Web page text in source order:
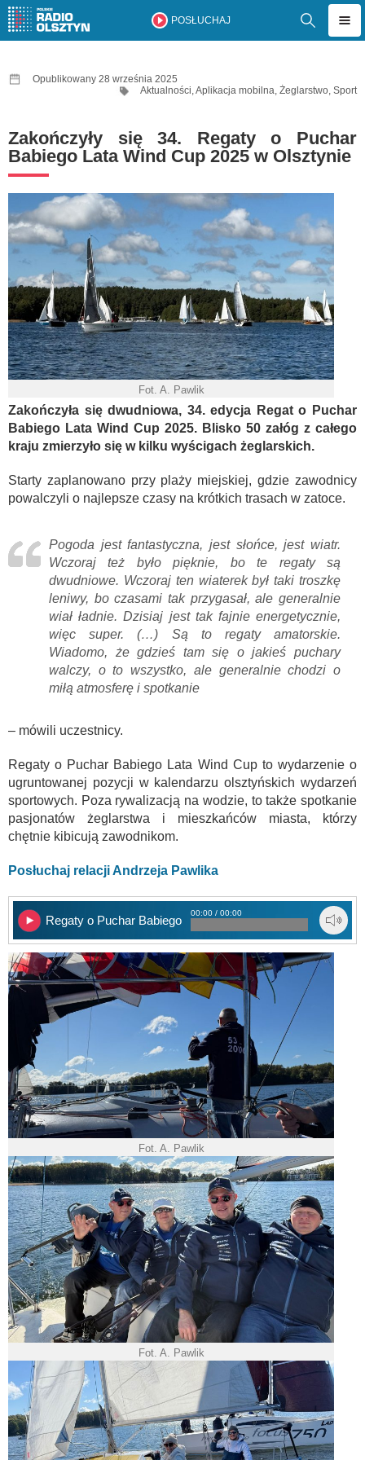
POSŁUCHAJ
Opublikowany 28 września 2025
Aktualności,Aplikacja mobilna, Żeglarstwo, Sport
Zakończyły się 34. Regaty o Puchar
Babiego Lata Wind Cup 2025 w Olsztynie
Fot. A. Pawlik
Zakończyła się dwudniowa, 34. edycja Regat o Puchar
Babiego Lata Wind Cup 2025. Blisko 50 załóg z całego
kraju zmierzyło się w kilku wyścigach żeglarskich.
Starty zaplanowano przy plaży miejskiej, gdzie zawodnicy
powalczyli o najlepsze czasy na krótkich trasach w zatoce.
Pogoda jest fantastyczna, jest słońce, jest wiatr.
Wczoraj też było pięknie, bo te regaty są
dwudniowe. Wczoraj ten wiaterek był taki troszkę
leniwy, bo czasami tak przygasał, ale generalnie
wiał ładnie. Dzisiaj jest tak fajnie energetycznie,
więc super. (…) Są to regaty amatorskie.
Wiadomo, że gdzieś tam się o jakieś puchary
walczy, o to wszystko, ale generalnie chodzi o
miłą atmosferę i spotkanie
– mówili uczestnicy.
Regaty o Puchar Babiego Lata Wind Cup to wydarzenie o
ugruntowanej pozycji w kalendarzu olsztyńskich wydarzeń
sportowych. Poza rywalizacją na wodzie, to także spotkanie
pasjonatów żeglarstwa i mieszkańców miasta, którzy
chętnie kibicują zawodnikom.
Posłuchaj relacji Andrzeja Pawlika
Regaty o Puchar Babiego Lata
00:00 / 00:00
Fot. A. Pawlik
Fot. A. Pawlik